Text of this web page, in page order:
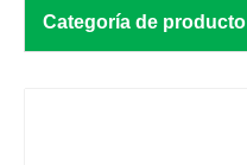
Categoría de producto